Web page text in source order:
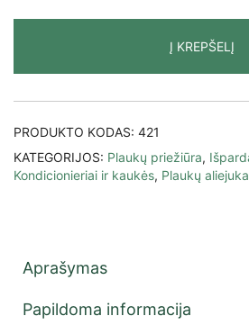
Į KREPŠELĮ
PRODUKTO KODAS: 421
KATEGORIJOS: Plaukų priežiūra,
Kondicionieriai ir kaukės, Plaukų
Aprašymas
Papildoma informacija